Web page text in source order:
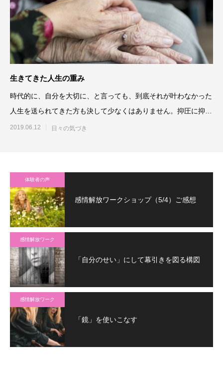
生きてきた人生の重み
時代的に、自分を大切に、と言っても、到底それが叶わなかった
人生を送られてきた方も決して少なくはありません。抑圧に抑圧
を重ねて、自分を殺しなが
2019.06.12 日々の気づき
体験者の声
感情解放ワークショップ（5/4）ご感想
感情解放ワーク
「自分のせい」にして幕引きを図る構図
感情解放ワーク
「鏡」を使いこなす